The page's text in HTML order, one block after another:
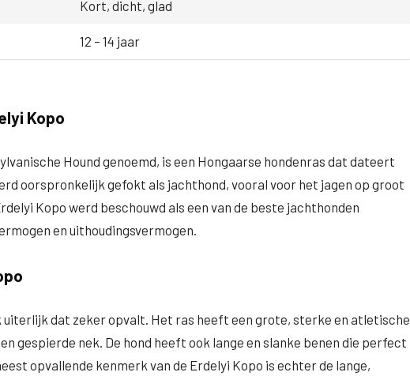
Kort, dicht, glad
12 – 14 jaar
Kopo
Hound genoemd, is een Hongaarse hondenras dat dateert
oorspronkelijk gefokt als jachthond, vooral voor het jagen op groot
Kopo werd beschouwd als een van de beste jachthonden
en uithoudingsvermogen.
uiterlijk dat zeker opvalt. Het ras heeft een grote, sterke en atletische
gespierde nek. De hond heeft ook lange en slanke benen die perfect
opvallende kenmerk van de Erdelyi Kopo is echter de lange,